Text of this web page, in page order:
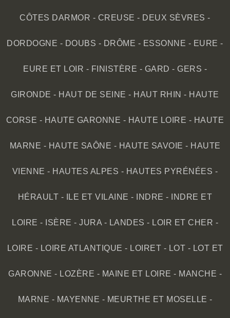
CÔTES DARMOR - CREUSE - DEUX SÈVRES -
DORDOGNE - DOUBS - DRÔME - ESSONNE - EURE -
EURE ET LOIR - FINISTÈRE - GARD - GERS -
GIRONDE - HAUT DE SEINE - HAUT RHIN - HAUTE
CORSE - HAUTE GARONNE - HAUTE LOIRE - HAUTE
MARNE - HAUTE SAÔNE - HAUTE SAVOIE - HAUTE
VIENNE - HAUTES ALPES - HAUTES PYRÉNÉES -
HÉRAULT - ILE ET VILAINE - INDRE - INDRE ET
LOIRE - ISÈRE - JURA - LANDES - LOIR ET CHER -
LOIRE - LOIRE ATLANTIQUE - LOIRET - LOT - LOT ET
GARONNE - LOZÈRE - MAINE ET LOIRE - MANCHE -
MARNE - MAYENNE - MEURTHE ET MOSELLE -